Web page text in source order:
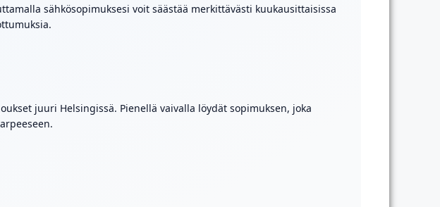
sähkösopimuksesi voit säästää merkittävästi kuukausittaisissa
juuri Helsingissä. Pienellä vaivalla löydät sopimuksen, joka